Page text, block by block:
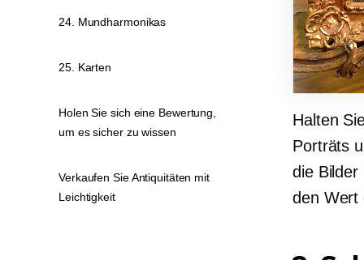
Halten
Porträts
die Bilder
den Wert
24. Mundharmonikas
25. Karten
Holen Sie sich eine Bewertung,
um es sicher zu wissen
Verkaufen Sie Antiquitäten mit
Leichtigkeit